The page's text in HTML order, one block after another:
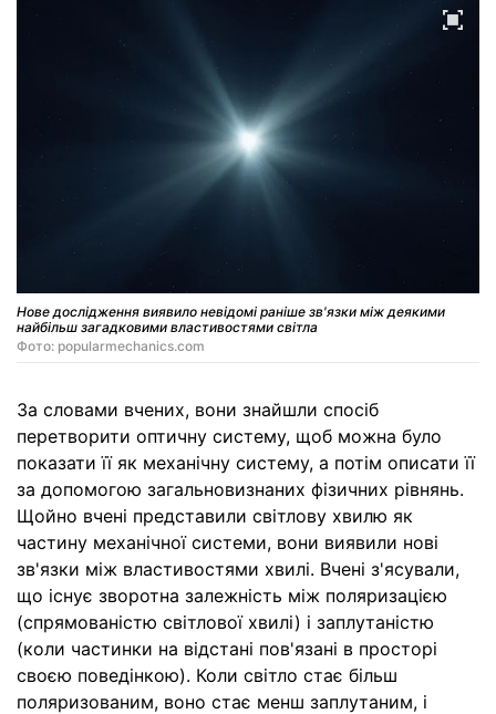
Нове дослідження виявило невідомі раніше зв'язки між деякими
найбільш загадковими властивостями світла
Фото: popularmechanics.com
За словами вчених, вони знайшли спосіб
перетворити оптичну систему, щоб можна було
показати її як механічну систему, а потім описати її
за допомогою загальновизнаних фізичних рівнянь.
Щойно вчені представили світлову хвилю як
частину механічної системи, вони виявили нові
зв'язки між властивостями хвилі. Вчені з'ясували,
що існує зворотна залежність між поляризацією
(спрямованістю світлової хвилі) і заплутаністю
(коли частинки на відстані пов'язані в просторі
своєю поведінкою). Коли світло стає більш
поляризованим, воно стає менш заплутаним, і